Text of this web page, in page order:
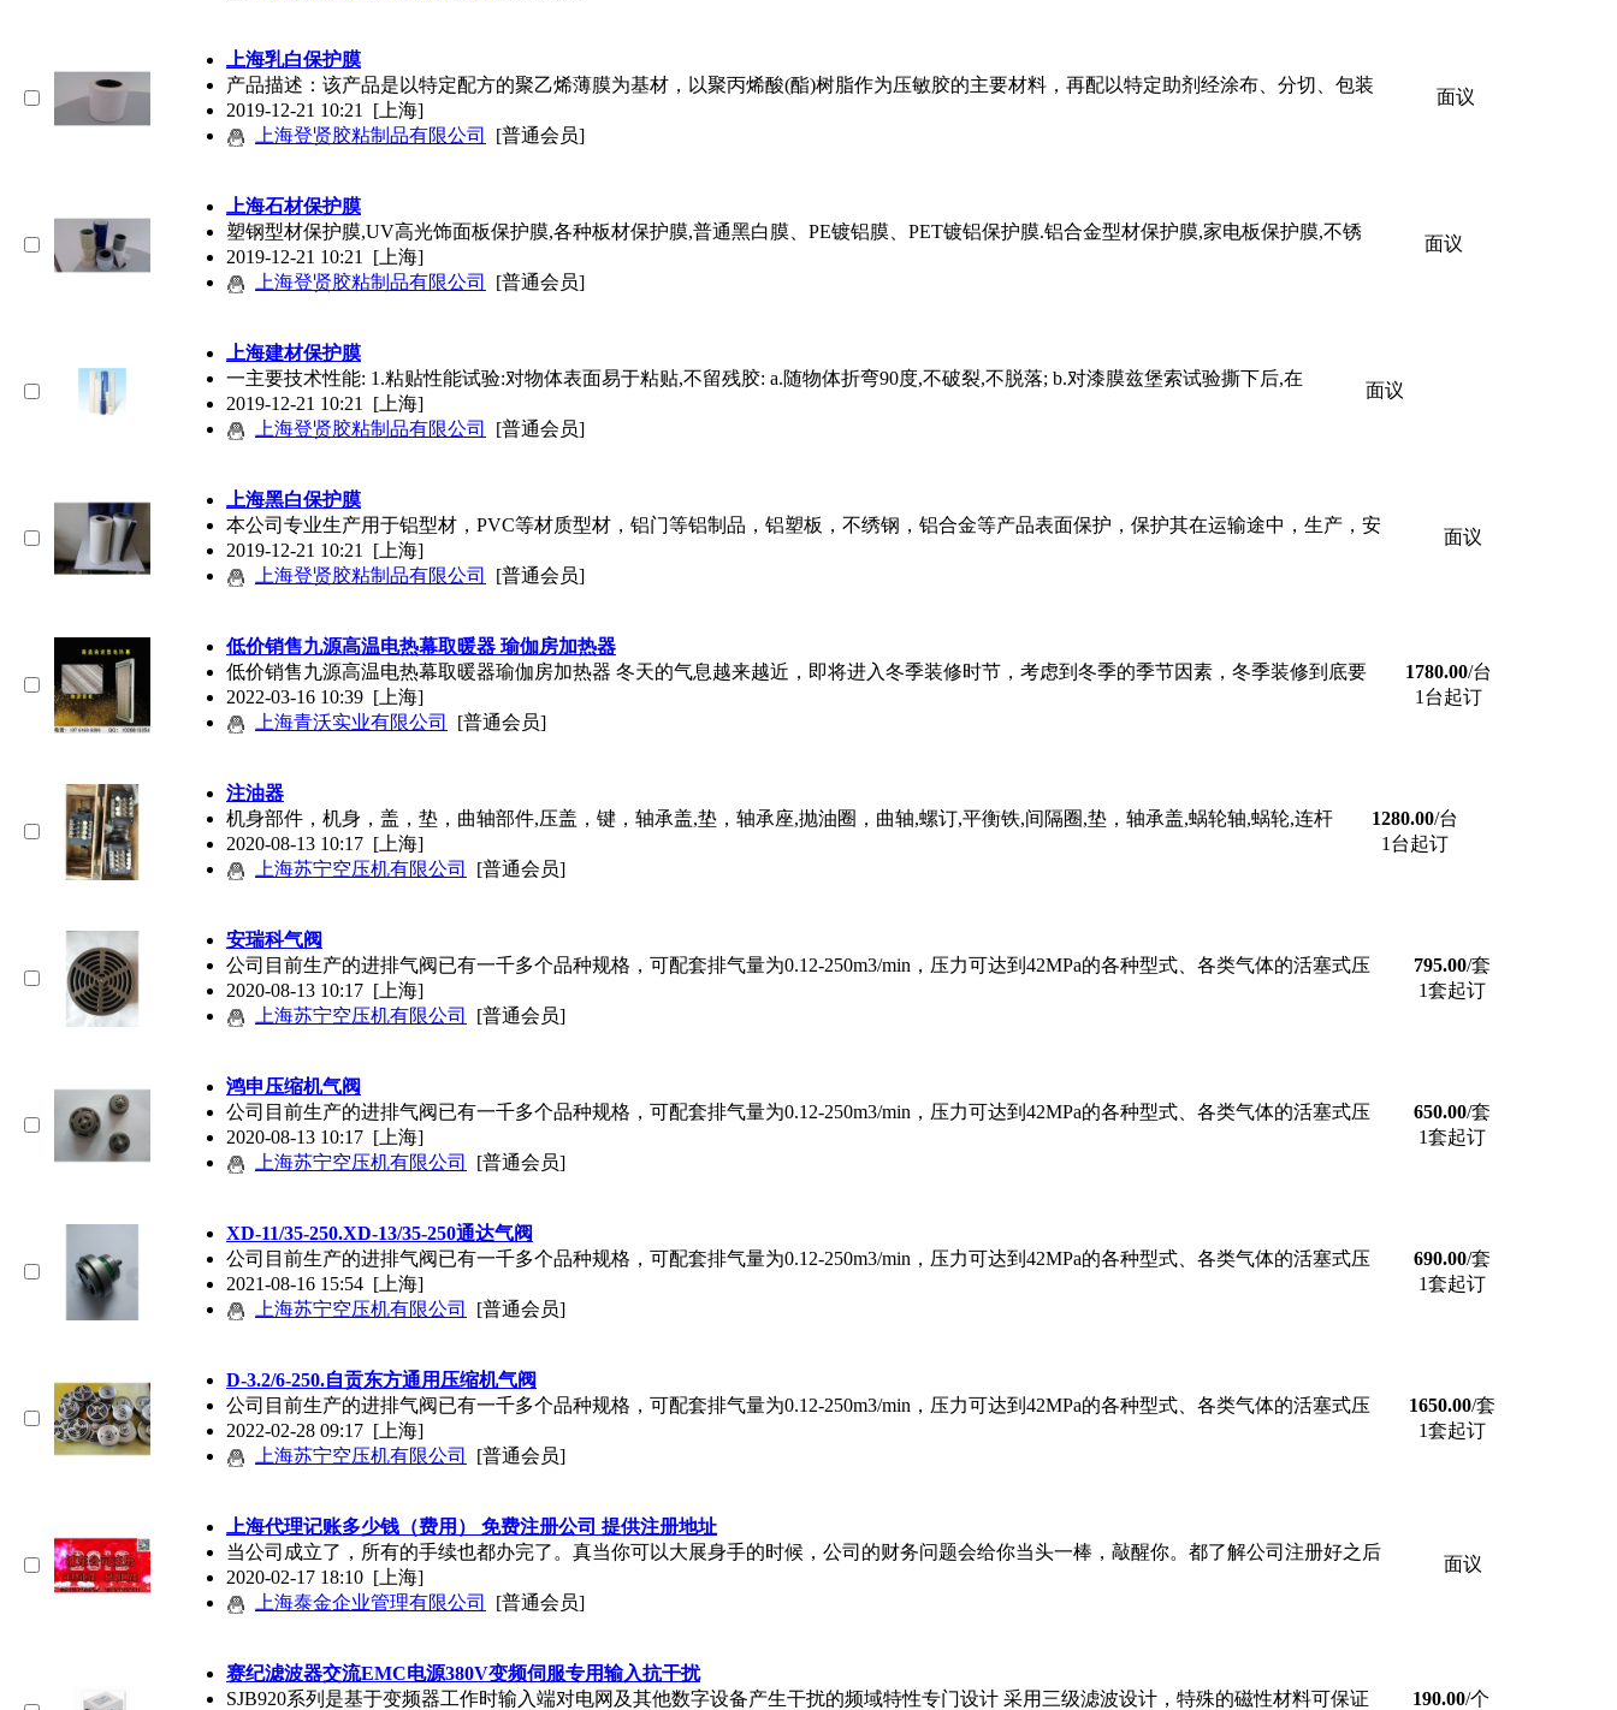
上海乳白保护膜
产品描述：该产品是以特定配方的聚乙烯薄膜为基材，以聚丙烯酸(酯)树脂作为压敏胶的主要材料，再配以特定助剂经涂布、分切、包装
2019-12-21 10:21 [上海]
上海登贤胶粘制品有限公司
[普通会员]
面议
上海石材保护膜
塑钢型材保护膜,UV高光饰面板保护膜,各种板材保护膜,普通黑白膜、PE镀铝膜、PET镀铝保护膜.铝合金型材保护膜,家电板保护膜,不锈
2019-12-21 10:21 [上海]
上海登贤胶粘制品有限公司
[普通会员]
面议
上海建材保护膜
一主要技术性能: 1.粘贴性能试验:对物体表面易于粘贴,不留残胶: a.随物体折弯90度,不破裂,不脱落; b.对漆膜兹堡索试验撕下后,在
2019-12-21 10:21 [上海]
上海登贤胶粘制品有限公司
[普通会员]
面议
上海黑白保护膜
本公司专业生产用于铝型材，PVC等材质型材，铝门等铝制品，铝塑板，不绣钢，铝合金等产品表面保护，保护其在运输途中，生产，安
2019-12-21 10:21 [上海]
上海登贤胶粘制品有限公司
[普通会员]
面议
低价销售九源高温电热幕取暖器 瑜伽房加热器
低价销售九源高温电热幕取暖器瑜伽房加热器 冬天的气息越来越近，即将进入冬季装修时节，考虑到冬季的季节因素，冬季装修到底要
2022-03-16 10:39 [上海]
上海青沃实业有限公司
[普通会员]
1780.00/台
1台起订
注油器
机身部件，机身，盖，垫，曲轴部件,压盖，键，轴承盖,垫，轴承座,抛油圈，曲轴,螺订,平衡铁,间隔圈,垫，轴承盖,蜗轮轴,蜗轮,连杆
2020-08-13 10:17 [上海]
上海苏宁空压机有限公司
[普通会员]
1280.00/台
1台起订
安瑞科气阀
公司目前生产的进排气阀已有一千多个品种规格，可配套排气量为0.12-250m3/min，压力可达到42MPa的各种型式、各类气体的活塞式压
2020-08-13 10:17 [上海]
上海苏宁空压机有限公司
[普通会员]
795.00/套
1套起订
鸿申压缩机气阀
公司目前生产的进排气阀已有一千多个品种规格，可配套排气量为0.12-250m3/min，压力可达到42MPa的各种型式、各类气体的活塞式压
2020-08-13 10:17 [上海]
上海苏宁空压机有限公司
[普通会员]
650.00/套
1套起订
XD-11/35-250.XD-13/35-250通达气阀
公司目前生产的进排气阀已有一千多个品种规格，可配套排气量为0.12-250m3/min，压力可达到42MPa的各种型式、各类气体的活塞式压
2021-08-16 15:54 [上海]
上海苏宁空压机有限公司
[普通会员]
690.00/套
1套起订
D-3.2/6-250.自贡东方通用压缩机气阀
公司目前生产的进排气阀已有一千多个品种规格，可配套排气量为0.12-250m3/min，压力可达到42MPa的各种型式、各类气体的活塞式压
2022-02-28 09:17 [上海]
上海苏宁空压机有限公司
[普通会员]
1650.00/套
1套起订
上海代理记账多少钱（费用） 免费注册公司 提供注册地址
当公司成立了，所有的手续也都办完了。真当你可以大展身手的时候，公司的财务问题会给你当头一棒，敲醒你。都了解公司注册好之后
2020-02-17 18:10 [上海]
上海泰金企业管理有限公司
[普通会员]
面议
赛纪滤波器交流EMC电源380V变频伺服专用输入抗干扰
SJB920系列是基于变频器工作时输入端对电网及其他数字设备产生干扰的频域特性专门设计 采用三级滤波设计，特殊的磁性材料可保证
190.00/个